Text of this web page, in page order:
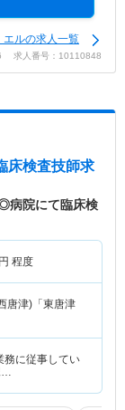
エルの求人一覧
求人番号：10110848
床検査技師求
病院にて臨床検
程度
唐津)「東唐津
務に従事してい